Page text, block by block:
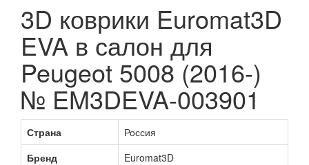
3D коврики Euromat3D
EVA в салон для
Peugeot 5008 (2016-)
№ EM3DEVA-003901
Страна
Россия
Бренд
Euromat3D